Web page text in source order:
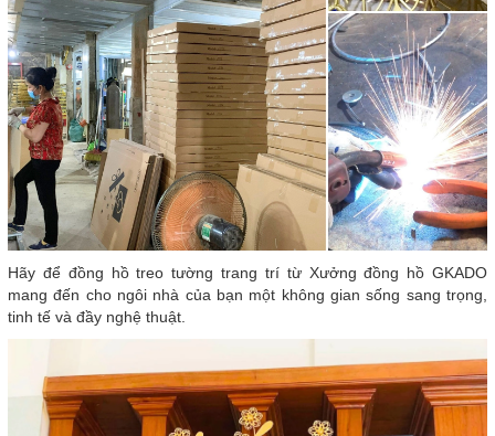
Hãy để đồng hồ treo tường trang trí từ Xưởng đồng hồ GKADO
mang đến cho ngôi nhà của bạn một không gian sống sang trọng,
tinh tế và đầy nghệ thuật.